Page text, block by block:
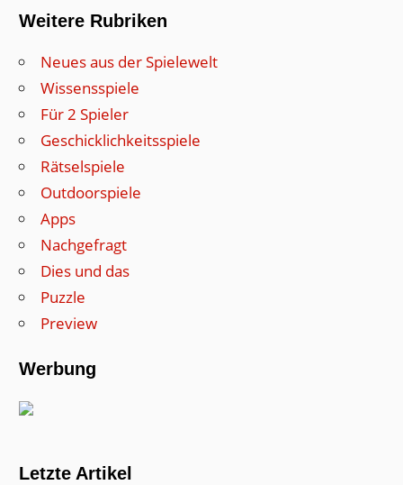
Weitere Rubriken
Neues aus der Spielewelt
Wissensspiele
Für 2 Spieler
Geschicklichkeitsspiele
Rätselspiele
Outdoorspiele
Apps
Nachgefragt
Dies und das
Puzzle
Preview
Werbung
Letzte Artikel